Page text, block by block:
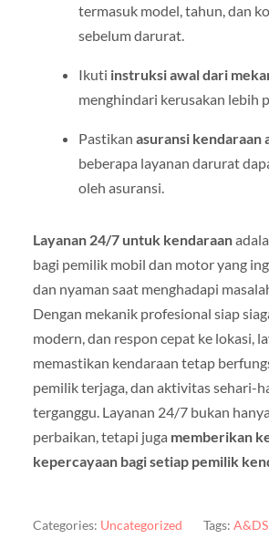
termasuk model, tahun, dan
sebelum darurat.
Ikuti instruksi awal dari
menghindari kerusakan lebih
Pastikan asuransi kendaraan
beberapa layanan darurat
oleh asuransi.
Layanan 24/7 untuk kendaraan
bagi pemilik mobil dan motor yang
dan nyaman saat menghadapi
Dengan mekanik profesional siap
modern, dan respon cepat ke lokasi,
memastikan kendaraan tetap
pemilik terjaga, dan aktivitas sehari-
terganggu. Layanan 24/7 bukan
perbaikan, tetapi juga memberikan
kepercayaan bagi setiap pemilik
Categories: Uncategorized Tags: